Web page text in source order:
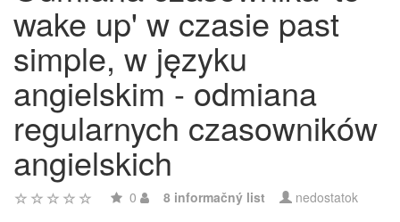
wake up' w czasie past
simple, w języku
angielskim - odmiana
regularnych czasowników
angielskich
0 8 informačný list nedostatok